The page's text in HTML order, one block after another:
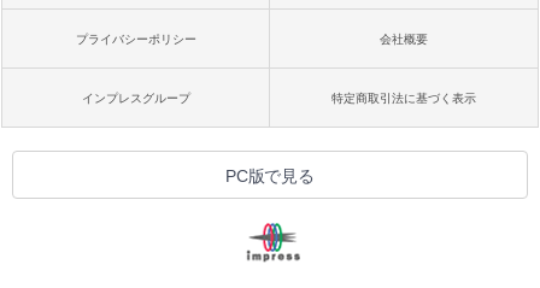
プライバシーポリシー 会社概要
インプレスグループ 特定商取引法に基づく表示
PC版で見る